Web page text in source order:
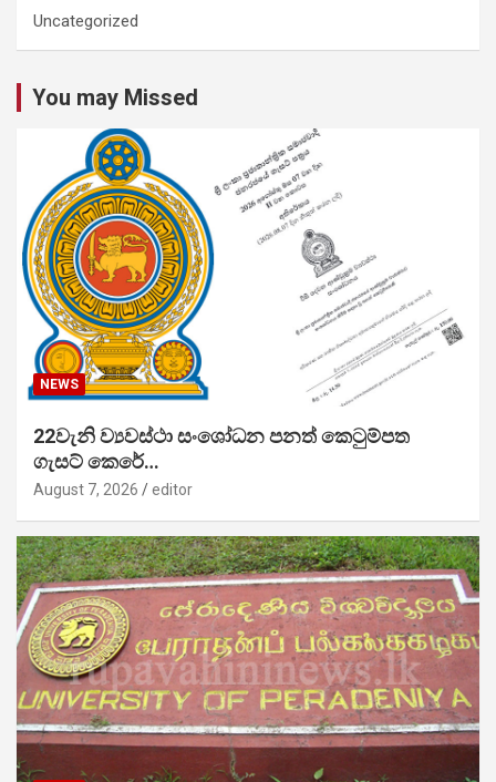
Uncategorized
You may Missed
NEWS
22වැනි ව්‍යවස්ථා සංශෝධන පනත් කෙටුම්පත
ගැසට් කෙරේ…
August 7, 2026 editor